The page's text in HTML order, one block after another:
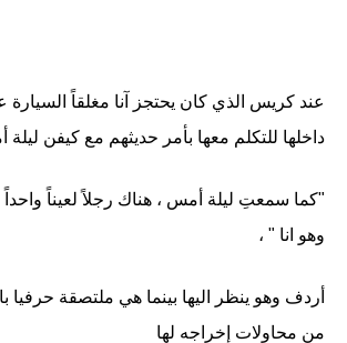
عند كريس الذي كان يحتجز آنا مغلقاً السيارة
داخلها للتكلم معها بأمر حديثهم مع كيفن
"كما سمعتِ ليلة أمس ، هناك رجلاً لعيناً
وهو انا " ،
أردف وهو ينظر اليها بينما هي ملتصقة حرفيا
من محاولات إخراجه لها